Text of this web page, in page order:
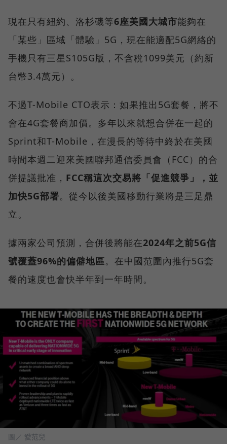
現在只有紐約、洛杉磯等6座美國大城市能夠在
「某些」區域「體驗」5G，現在能適配5G網絡的
手機只有三星S105G版，不含稅1099美元（約新
台幣3.4萬元）。
不過T-Mobile CTO表示：如果推出5G套餐，將不
會在4G套餐商加價。多年以來就想合併在一起的
Sprint和T-Mobile，在漫長的等待中終於在美國
時間本週二迎來美國聯邦通信委員會（FCC）的合
併提議批准， FCC稱這次交易將「促進競爭」，並
加快5G部署。從今以後美國移動行業將是三足鼎
立。
據兩家公司預測，合併後將能在2024年之前5G信
號覆蓋96%的偏僻地區。在中國范圍內推行5G套
餐的速度也會快半年到一年時間。
圖／ 愛范兒